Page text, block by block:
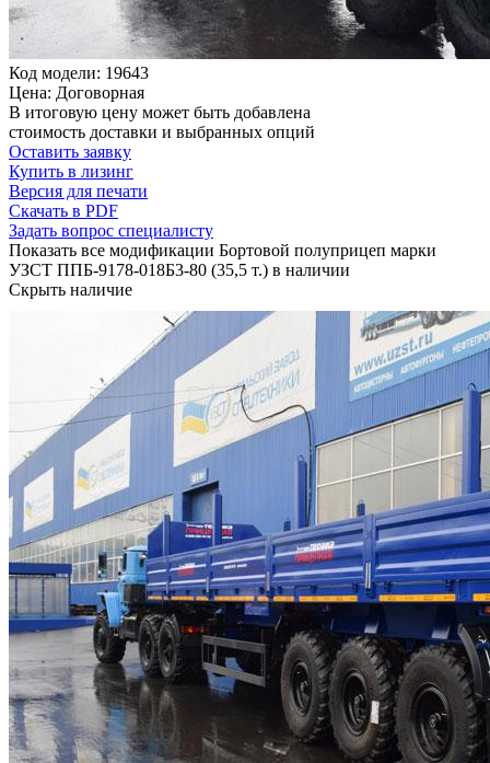
Код модели: 19643
Цена: Договорная
В итоговую цену может быть добавлена
стоимость доставки и выбранных опций
Оставить заявку
Купить в лизинг
Версия для печати
Скачать в PDF
Задать вопрос специалисту
Показать все модификации Бортовой полуприцеп марки
УЗСТ ППБ-9178-018Б3-80 (35,5 т.) в наличии
Скрыть наличие